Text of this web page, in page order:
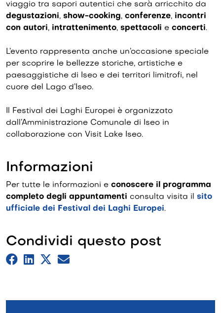
viaggio tra sapori autentici che sarà arricchito da
degustazioni, show-cooking, conferenze, incontri
con autori, intrattenimento, spettacoli e concerti.
L’evento rappresenta anche un’occasione speciale
per scoprire le bellezze storiche, artistiche e
paesaggistiche di Iseo e dei territori limitrofi, nel
cuore del Lago d’Iseo.
Il Festival dei Laghi Europei è organizzato
dall’Amministrazione Comunale di Iseo in
collaborazione con Visit Lake Iseo.
Informazioni
Per tutte le informazioni e conoscere il programma
completo degli appuntamenti consulta visita il sito
ufficiale dei Festival dei Laghi Europei.
Condividi questo post